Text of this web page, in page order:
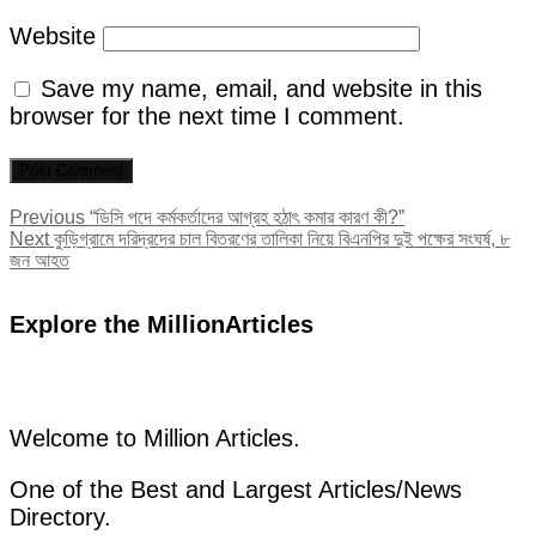
Website
Save my name, email, and website in this
browser for the next time I comment.
Post
navigation
Previous Previous
post:
“ডিসি পদে কর্মকর্তাদের আগ্রহ হঠাৎ কমার কারণ কী?”
Next Next
post:
কুড়িগ্রামে দরিদ্রদের চাল বিতরণের তালিকা নিয়ে বিএনপির দুই পক্ষের সংঘর্ষ, ৮
জন আহত
Explore the MillionArticles
Welcome to Million Articles.
One of the Best and Largest Articles/News
Directory.